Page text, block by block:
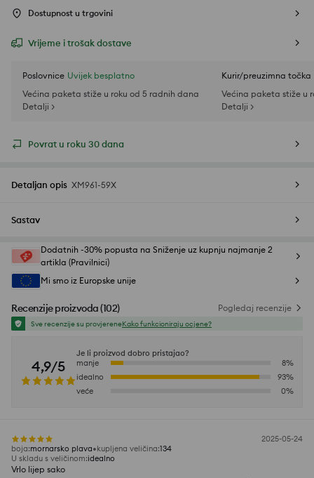
Dostupnost u trgovini
Vrijeme i trošak dostave
Poslovnice Uvijek besplatno
Većina paketa stiže u roku od 5 radnih dana
Detalji >
Kurir/preuzimna točka
Većina paketa stiže u
Detalji >
Povrat u roku 30 dana
Detaljan opis XM961-59X
Sastav
Dodatnih -30% popusta na Sniženje uz kupnju najmanje 2
artikla (Pravilnici)
Mi smo iz Europske unije
Recenzije proizvoda(102) Pogledaj recenzije
Sve recenzije su provjereneKako funkcioniraju ocjene?
4,9/5
Je li proizvod dobro pristajao?
manje
8%
idealno
93%
veće
0%
2025-05-24
boja:mornarsko plava kupljena veličina:134
U skladu s veličinom:idealno
Vrlo lijep sako